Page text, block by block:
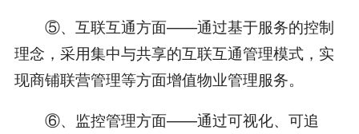
⑤、互联互通方面——通过基于服务的控制
理念，采用集中与共享的互联互通管理模式，实
现商铺联营管理等方面增值物业管理服务。
⑥、监控管理方面——通过可视化、可追